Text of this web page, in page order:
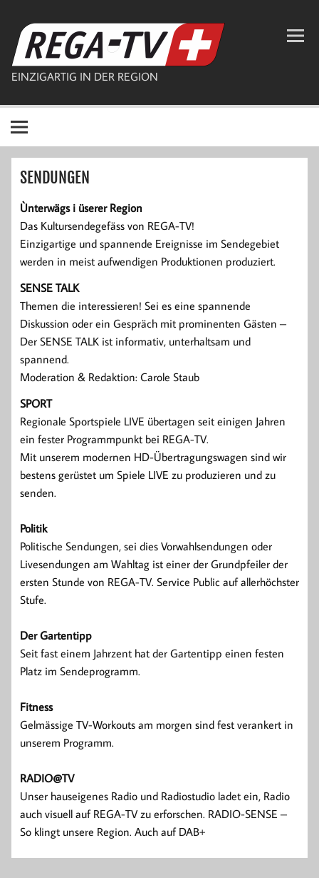
springen
REGA-TV
EINZIGARTIG IN DER REGION
SENDUNGEN
Ùnterwägs i üserer Region
Das Kultursendegefäss von REGA-TV!
Einzigartige und spannende Ereignisse im Sendegebiet
werden in meist aufwendigen Produktionen produziert.
SENSE TALK
Themen die interessieren! Sei es eine spannende
Diskussion oder ein Gespräch mit prominenten Gästen –
Der SENSE TALK ist informativ, unterhaltsam und
spannend.
Moderation & Redaktion: Carole Staub
SPORT
Regionale Sportspiele LIVE übertagen seit einigen Jahren
ein fester Programmpunkt bei REGA-TV.
Mit unserem modernen HD-Übertragungswagen sind wir
bestens gerüstet um Spiele LIVE zu produzieren und zu
senden.
Politik
Politische Sendungen, sei dies Vorwahlsendungen oder
Livesendungen am Wahltag ist einer der Grundpfeiler der
ersten Stunde von REGA-TV. Service Public auf allerhöchster
Stufe.
Der Gartentipp
Seit fast einem Jahrzent hat der Gartentipp einen festen
Platz im Sendeprogramm.
Fitness
Gelmässige TV-Workouts am morgen sind fest verankert in
unserem Programm.
RADIO@TV
Unser hauseigenes Radio und Radiostudio ladet ein, Radio
auch visuell auf REGA-TV zu erforschen. RADIO-SENSE –
So klingt unsere Region. Auch auf DAB+